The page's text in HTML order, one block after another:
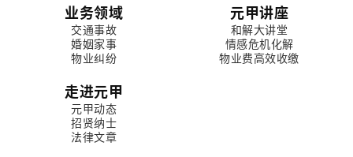
业务领域
交通事故
婚姻家事
物业纠纷
元甲讲座
和解大讲堂
情感危机化解
物业费高效收缴
走进元甲
元甲动态
招贤纳士
法律文章